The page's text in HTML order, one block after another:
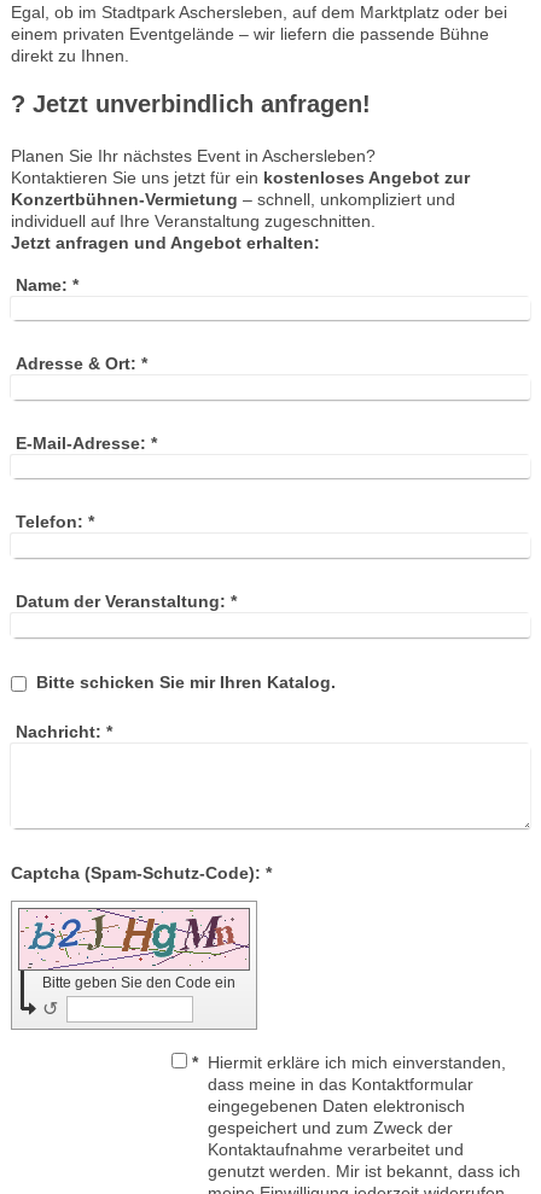
Egal, ob im Stadtpark Aschersleben, auf dem Marktplatz oder bei
einem privaten Eventgelände – wir liefern die passende Bühne
direkt zu Ihnen.
? Jetzt unverbindlich anfragen!
Planen Sie Ihr nächstes Event in Aschersleben?
Kontaktieren Sie uns jetzt für ein kostenloses Angebot zur
Konzertbühnen-Vermietung – schnell, unkompliziert und
individuell auf Ihre Veranstaltung zugeschnitten.
Jetzt anfragen und Angebot erhalten:
Name: *
Adresse & Ort: *
E-Mail-Adresse: *
Telefon: *
Datum der Veranstaltung: *
Bitte schicken Sie mir Ihren Katalog.
Nachricht: *
Captcha (Spam-Schutz-Code): *
Bitte geben Sie den Code ein
↺
* Hiermit erkläre ich mich einverstanden,
dass meine in das Kontaktformular
eingegebenen Daten elektronisch
gespeichert und zum Zweck der
Kontaktaufnahme verarbeitet und
genutzt werden. Mir ist bekannt, dass ich